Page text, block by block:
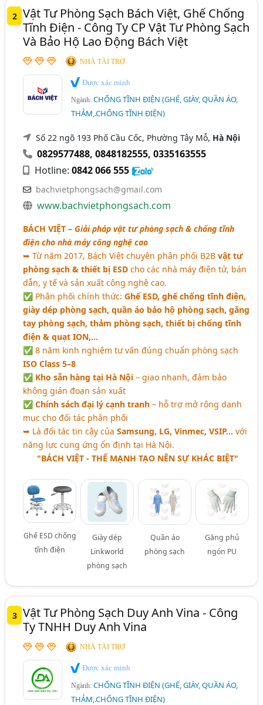
2 Vật Tư Phòng Sạch Bách Việt, Ghế Chống
Tĩnh Điện - Công Ty CP Vật Tư Phòng Sạch
Và Bảo Hộ Lao Động Bách Việt
NHÀ TÀI TRỢ
Được xác minh
Ngành:CHỐNG TĨNH ĐIỆN (GHẾ, GIÀY, QUẦN ÁO,
THẢM,.CHỐNG TĨNH ĐIỆN)
Số 22 ngõ 193 Phố Cầu Cốc, Phường Tây Mỗ, Hà Nội
0829577488,0848182555,0335163555
Hotline:0842 066 555
bachvietphongsach@gmail.com
www.bachvietphongsach.com
BÁCH VIỆT –Giải pháp vật tư phòng sạch & chống tĩnh
điện cho nhà máy công nghệ cao
➥ Từ năm 2017, Bách Việt chuyên phân phối B2Bvật tư
phòng sạch & thiết bị ESD cho các nhà máy điện tử, bán
dẫn, y tế và sản xuất công nghệ cao.
✅ Phân phối chính thức:Ghế ESD, ghế chống tĩnh điện,
giày dép phòng sạch, quần áo bảo hộ phòng sạch, găng
tay phòng sạch, thảm phòng sạch, thiết bị chống tĩnh
điện & quạt ION,…
✅ 8 năm kinh nghiệm tư vấn đúng chuẩn phòng sạch
ISO Class 5–8
✅ Kho sẵn hàng tại Hà Nội – giao nhanh, đảm bảo
không gián đoạn sản xuất
✅Chính sách đại lý cạnh tranh – hỗ trợ mở rộng danh
mục cho đối tác phân phối
➥ Là đối tác tin cậy củaSamsung, LG, Vinmec, VSIP… với
năng lực cung ứng ổn định tại Hà Nội.
"BÁCH VIỆT - THẾ MẠNH TẠO NÊN SỰ KHÁC BIỆT"
Ghế ESD chống
tĩnh điện
Giày dép
Linkworld
phòng sạch
Quần áo
phòng sạch
Găng phủ
ngón PU
3 Vật Tư Phòng Sạch Duy Anh Vina - Công
Ty TNHH Duy Anh Vina
NHÀ TÀI TRỢ
Được xác minh
Ngành:CHỐNG TĨNH ĐIỆN (GHẾ, GIÀY, QUẦN ÁO,
THẢM,.CHỐNG TĨNH ĐIỆN)